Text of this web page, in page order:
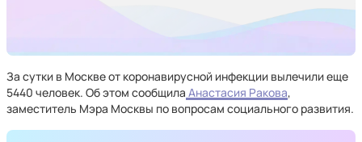
За сутки в Москве от коронавирусной инфекции вылечили еще
5440 человек. Об этом сообщила Анастасия Ракова,
заместитель Мэра Москвы по вопросам социального развития.